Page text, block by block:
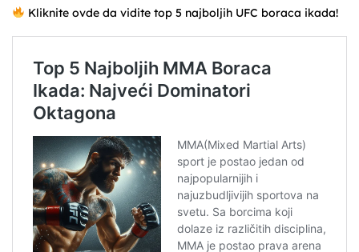
Kliknite ovde da vidite top 5 najboljih UFC boraca ikada!